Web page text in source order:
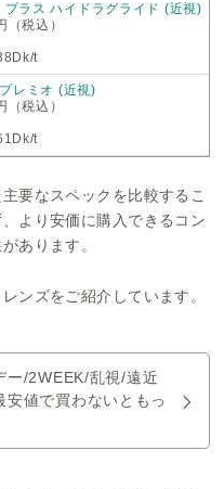
プラス ハイドラグライド (近視)
（税込）
t
レミオ (近視)
（税込）
t
要なスペックを比較するこ
より安価に購入できるコン
あります。
ンズをご紹介しています。
ー/2WEEK/乱視/遠近
値で買わないともっ